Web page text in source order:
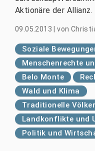
Aktionäre der Allianz.
09.05.2013 |von
Soziale
Menschenrechte
Belo Monte
Wald und Klima
Traditionelle
Landkonflikte und
Politik und